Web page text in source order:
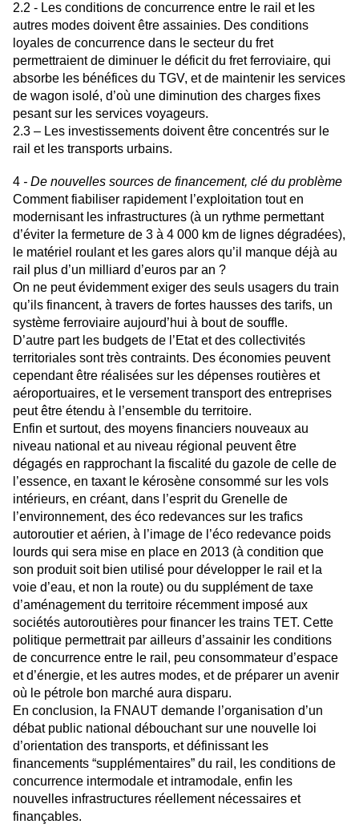
2.2 - Les conditions de concurrence entre le rail et les
autres modes doivent être assainies. Des conditions
loyales de concurrence dans le secteur du fret
permettraient de diminuer le déficit du fret ferroviaire, qui
absorbe les bénéfices du TGV, et de maintenir les services
de wagon isolé, d’où une diminution des charges fixes
pesant sur les services voyageurs.
2.3 – Les investissements doivent être concentrés sur le
rail et les transports urbains.
4 - De nouvelles sources de financement, clé du problème
Comment fiabiliser rapidement l’exploitation tout en
modernisant les infrastructures (à un rythme permettant
d’éviter la fermeture de 3 à 4 000 km de lignes dégradées),
le matériel roulant et les gares alors qu’il manque déjà au
rail plus d’un milliard d’euros par an ?
On ne peut évidemment exiger des seuls usagers du train
qu’ils financent, à travers de fortes hausses des tarifs, un
système ferroviaire aujourd’hui à bout de souffle.
D’autre part les budgets de l’Etat et des collectivités
territoriales sont très contraints. Des économies peuvent
cependant être réalisées sur les dépenses routières et
aéroportuaires, et le versement transport des entreprises
peut être étendu à l’ensemble du territoire.
Enfin et surtout, des moyens financiers nouveaux au
niveau national et au niveau régional peuvent être
dégagés en rapprochant la fiscalité du gazole de celle de
l’essence, en taxant le kérosène consommé sur les vols
intérieurs, en créant, dans l’esprit du Grenelle de
l’environnement, des éco redevances sur les trafics
autoroutier et aérien, à l’image de l’éco redevance poids
lourds qui sera mise en place en 2013 (à condition que
son produit soit bien utilisé pour développer le rail et la
voie d’eau, et non la route) ou du supplément de taxe
d’aménagement du territoire récemment imposé aux
sociétés autoroutières pour financer les trains TET. Cette
politique permettrait par ailleurs d’assainir les conditions
de concurrence entre le rail, peu consommateur d’espace
et d’énergie, et les autres modes, et de préparer un avenir
où le pétrole bon marché aura disparu.
En conclusion, la FNAUT demande l’organisation d’un
débat public national débouchant sur une nouvelle loi
d’orientation des transports, et définissant les
financements “supplémentaires” du rail, les conditions de
concurrence intermodale et intramodale, enfin les
nouvelles infrastructures réellement nécessaires et
finançables.